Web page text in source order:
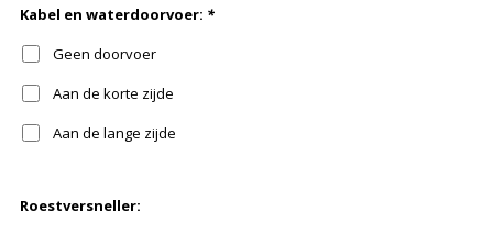
Kabel en waterdoorvoer: *
Geen doorvoer
Aan de korte zijde
Aan de lange zijde
Roestversneller: